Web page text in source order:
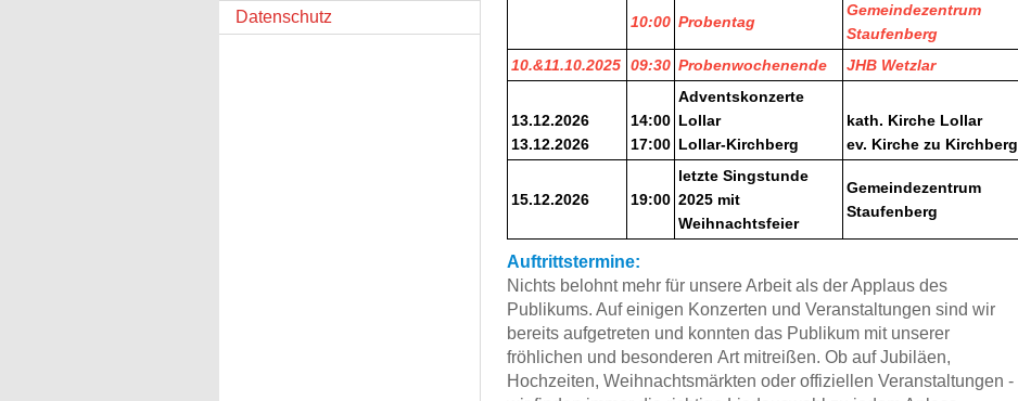
Datenschutz
10:00 Probentag
Gemeindezentrum
Staufenberg
10.&11.10.2025 09:30 Probenwochenende JHB Wetzlar
13.12.2026
13.12.2026
14:00
17:00
Adventskonzerte
Lollar
Lollar-Kirchberg
kath. Kirche Lollar
ev. Kirche zu Kirchberg
15.12.2026 19:00
letzte Singstunde
2025 mit
Weihnachtsfeier
Gemeindezentrum
Staufenberg
Auftrittstermine:
Nichts belohnt mehr für unsere Arbeit als der Applaus des
Publikums. Auf einigen Konzerten und Veranstaltungen sind wir
bereits aufgetreten und konnten das Publikum mit unserer
fröhlichen und besonderen Art mitreißen. Ob auf Jubiläen,
Hochzeiten, Weihnachtsmärkten oder offiziellen Veranstaltungen -